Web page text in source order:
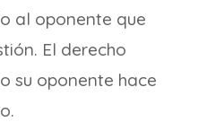
al oponente que
El derecho
su oponente hace